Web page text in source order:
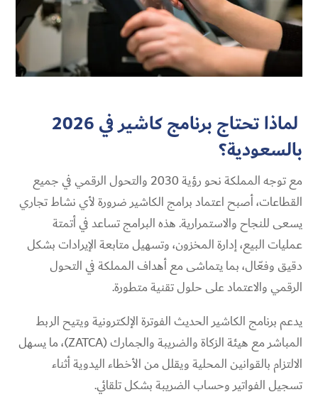
لماذا تحتاج برنامج كاشير في 2026
بالسعودية؟
مع توجه المملكة نحو رؤية 2030 والتحول الرقمي في جميع
القطاعات، أصبح اعتماد برامج الكاشير ضرورة لأي نشاط تجاري
يسعى للنجاح والاستمرارية. هذه البرامج تساعد في أتمتة
عمليات البيع، إدارة المخزون، وتسهيل متابعة الإيرادات بشكل
دقيق وفعّال، بما يتماشى مع أهداف المملكة في التحول
الرقمي والاعتماد على حلول تقنية متطورة.
يدعم برنامج الكاشير الحديث الفوترة الإلكترونية ويتيح الربط
المباشر مع هيئة الزكاة والضريبة والجمارك (ZATCA)، ما يسهل
الالتزام بالقوانين المحلية ويقلل من الأخطاء اليدوية أثناء
تسجيل الفواتير وحساب الضريبة بشكل تلقائي.